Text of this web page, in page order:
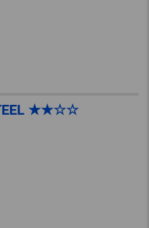
★★☆☆